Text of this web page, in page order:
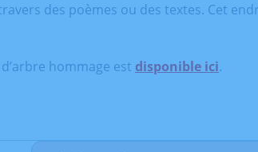
des poèmes ou des textes. Cet
hommage est disponible ici.